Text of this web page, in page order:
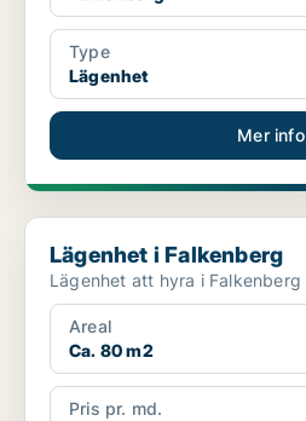
Type
Lägenhet
Mer info
Lägenhet i Falkenberg
Lägenhet i Falkenberg
Areal
Ca. 80 m2
Pris pr. md.